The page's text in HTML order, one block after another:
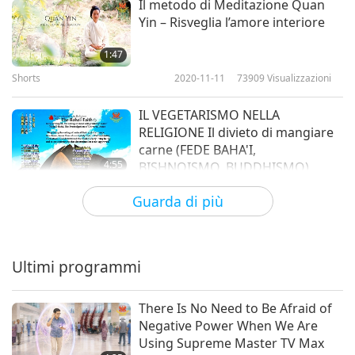
Shorts 2022-01-23 12837Visualizzazioni
8
0:32
Shorts 2022-01-22 10892Visualizzazioni
0:46
If Humankind Does Not Repent
10
0:58
Last Days
Shorts 2022-01-22 11780Visualizzazioni
Guarda di più
1:47
Il metodo di Meditazione Quan
Yin – Risveglia l’amore interiore
Shorts 2020-11-11 73909 Visualizzazioni
4:55
IL VEGETARISMO NELLA
RELIGIONE Il divieto di mangiare
carne (FEDE BAHA'I,
BISHNOISMO, BUDDHISMO)
2020-05-05 14233Visualizzazioni
4:23
GENTILEZZA VERSO GLI ANIMALI
Ultimi programmi
There Is No Need to Be Afraid of
Negative Power When We Are
Using Supreme Master TV Max